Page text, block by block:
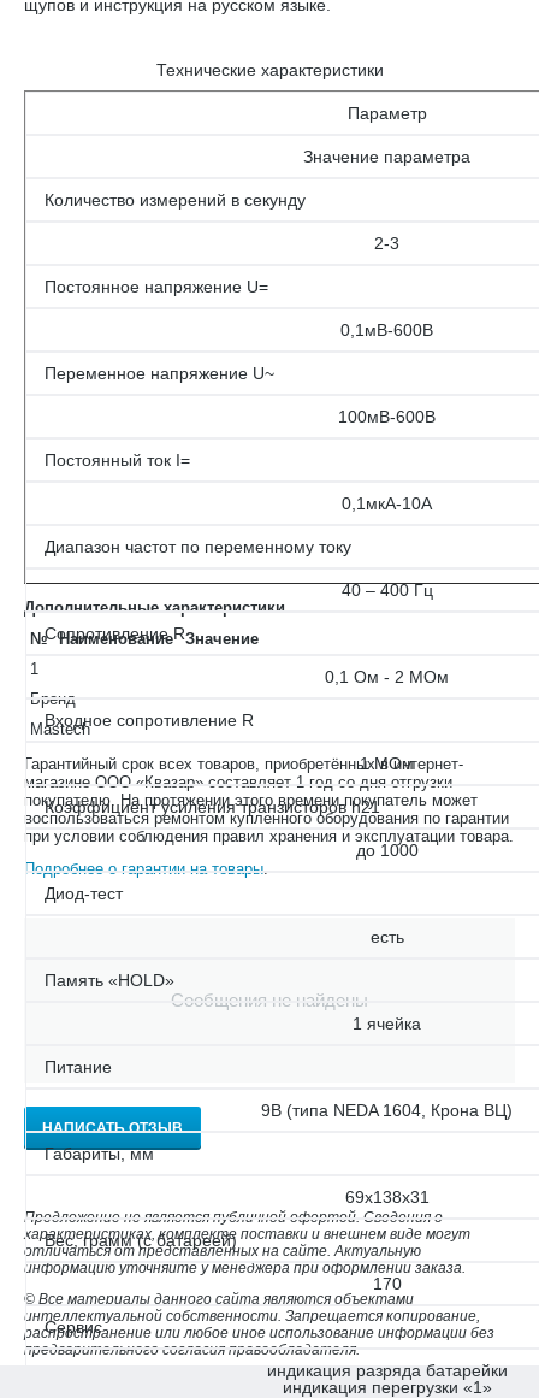
щупов и инструкция на русском языке.
Технические характеристики
Параметр
Значение параметра
Количество измерений в секунду
2-3
Постоянное напряжение U=
0,1мВ-600В
Переменное напряжение U~
100мВ-600В
Постоянный ток I=
0,1мкА-10А
Диапазон частот по переменному току
40 – 400 Гц
Сопротивление R
0,1 Ом - 2 МОм
Входное сопротивление R
1 МОм
Коэффициент усиления транзисторов h21
до 1000
Диод-тест
есть
Память «HOLD»
1 ячейка
Питание
9В (типа NEDA 1604, Крона ВЦ)
Габариты, мм
69х138х31
Вес, грамм (с батареей)
170
Сервис
индикация разряда батарейки
индикация перегрузки «1»
Дополнительные характеристики
№
Наименование
Значение
1
Бренд
Mastech
Гарантийный срок всех товаров, приобретённых в интернет-
магазине ООО «Квазар» составляет 1 год со дня отгрузки
покупателю. На протяжении этого времени покупатель может
воспользоваться ремонтом купленного оборудования по гарантии
при условии соблюдения правил хранения и эксплуатации товара.
Подробнее о гарантии на товары
Сообщения не найдены
НАПИСАТЬ ОТЗЫВ
Предложение не является публичной офертой. Сведения о
характеристиках, комплекте поставки и внешнем виде могут
отличаться от представленных на сайте. Актуальную
информацию уточняйте у менеджера при оформлении заказа.
© Все материалы данного сайта являются объектами
интеллектуальной собственности. Запрещается копирование,
распространение или любое иное использование информации без
предварительного согласия правообладателя.